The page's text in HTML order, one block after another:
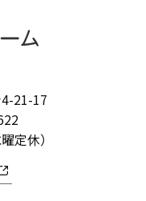
21-17
定休）